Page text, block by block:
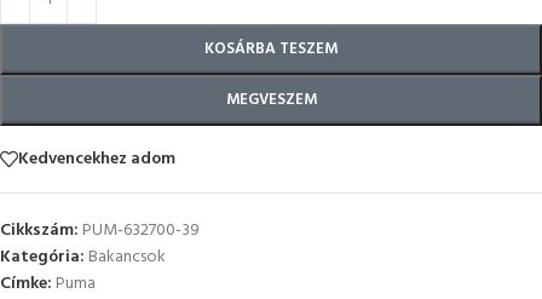
KOSÁRBA TESZEM
MEGVESZEM
Kedvencekhez adom
Cikkszám: PUM-632700-39
Kategória: Bakancsok
Címke: Puma